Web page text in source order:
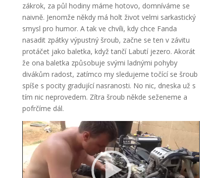
zákrok, za půl hodiny máme hotovo, domníváme se
naivně. Jenomže někdy má holt život velmi sarkastický
smysl pro humor. A tak ve chvíli, kdy chce Fanda
nasadit zpátky výpustný šroub, začne se ten v závitu
protáčet jako baletka, když tančí Labutí jezero. Akorát
že ona baletka způsobuje svými ladnými pohyby
divákům radost, zatímco my sledujeme točící se šroub
spíše s pocity gradující nasranosti. No nic, dneska už s
tím nic neprovedem. Zítra šroub někde seženeme a
pofrčíme dál.
V
i
d
e
o